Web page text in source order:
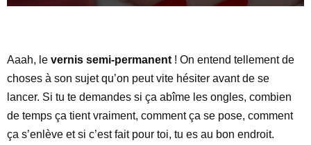
Aaah, le vernis semi-permanent ! On entend tellement de
choses à son sujet qu’on peut vite hésiter avant de se
lancer. Si tu te demandes si ça abîme les ongles, combien
de temps ça tient vraiment, comment ça se pose, comment
ça s’enlève et si c’est fait pour toi, tu es au bon endroit.